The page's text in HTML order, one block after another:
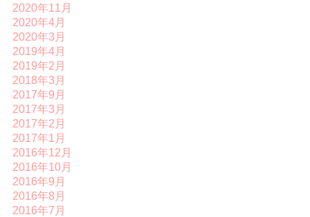
2020年11月
2020年4月
2020年3月
2019年4月
2019年2月
2018年3月
2017年9月
2017年3月
2017年2月
2017年1月
2016年12月
2016年10月
2016年9月
2016年8月
2016年7月